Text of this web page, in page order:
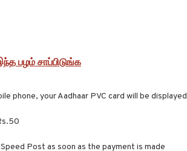
பழம் சாப்பிடுங்க
phone, your Aadhaar PVC card will be displayed
​​Post as soon as the payment is made